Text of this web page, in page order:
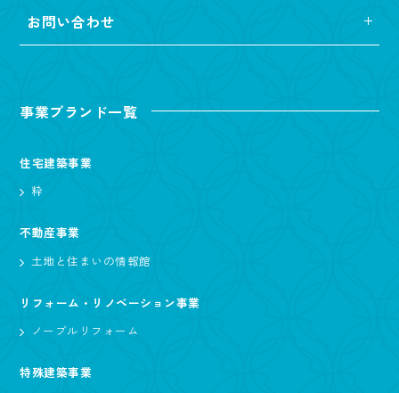
お問い合わせ
事業ブランド一覧
住宅建築事業
粋
不動産事業
土地と住まいの情報館
リフォーム・リノベーション事業
ノーブルリフォーム
特殊建築事業